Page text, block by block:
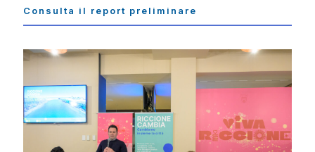
Consulta il report preliminare